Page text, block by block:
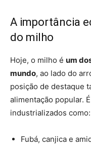
A importância
do milho
Hoje, o milho é um
mundo, ao lado do
posição de destaque
alimentação popular.
industrializados como:
Fubá, canjica e